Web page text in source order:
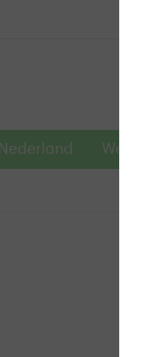
Nederland